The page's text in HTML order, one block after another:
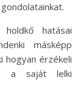
hatásai
másképp
hogyan érzékeli
a saját lelki